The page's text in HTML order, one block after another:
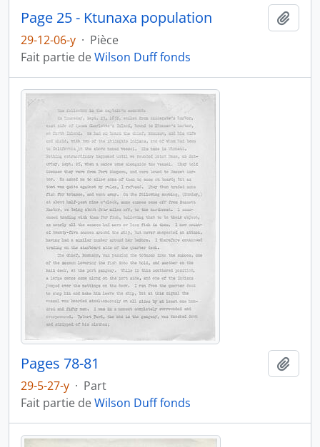
Page 25 - Ktunaxa population
29-12-06-y · Pièce
Fait partie deWilson Duff fonds
Pages 78-81
29-5-27-y · Part
Fait partie deWilson Duff fonds